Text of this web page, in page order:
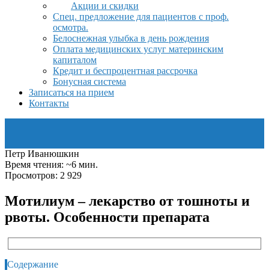
Акции и скидки
Спец. предложение для пациентов с проф.
осмотра.
Белоснежная улыбка в день рождения
Оплата медицинских услуг материнским
капиталом
Кредит и беспроцентная рассрочка
Бонусная система
Записаться на прием
Контакты
Петр Иванюшкин
Время чтения: ~6 мин.
Просмотров: 2 929
Мотилиум – лекарство от тошноты и
рвоты. Особенности препарата
Содержание